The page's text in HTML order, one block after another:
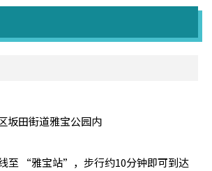
坂田街道雅宝公园内
至 “雅宝站”，步行约10分钟即可到达